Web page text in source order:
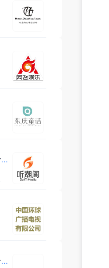
宁波凌音文化传媒有限公司杭州分公司
扬州楚歌文化传媒有限公司沭阳分公司